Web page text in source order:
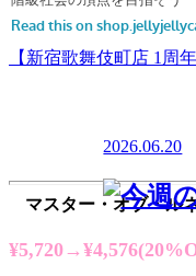
マスター・オブ・ル
【新宿歌舞伎町店 1周
2026.06.20